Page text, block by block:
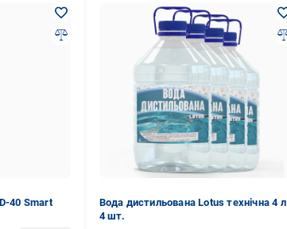
40 Smart
Вода дистильована Lotus технічна 4 л
4 шт.